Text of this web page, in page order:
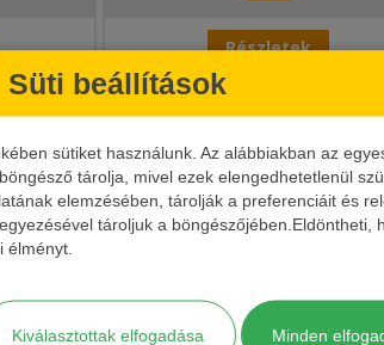
Süti beállítások
sütiket használunk. Az alábbiakban az
tárolja, mivel ezek elengedhetetlenül
elemzésében, tárolják a preferenciáit és
tároljuk a böngészőjében.Eldöntheti,
élményt.
Kiválasztottak elfogadása Minden
Részletek
MAVER KATANA H554 BARBLESS
HOROG